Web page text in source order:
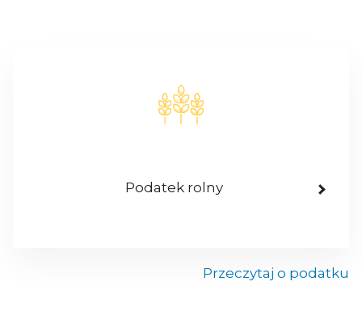
Podatek rolny
Przeczytaj o podatku